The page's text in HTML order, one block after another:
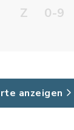
Z 0-9
anzeigen